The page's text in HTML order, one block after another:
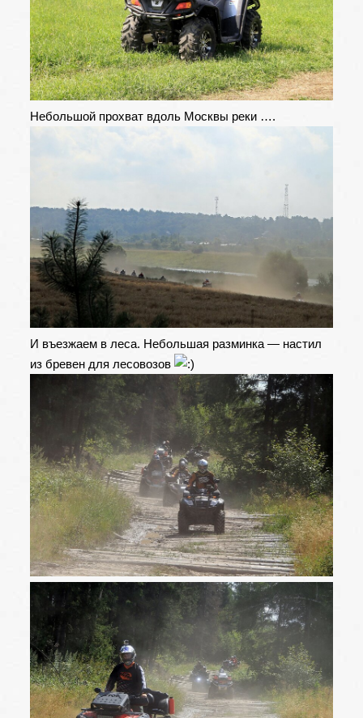
Небольшой прохват вдоль Москвы реки ….
И въезжаем в леса. Небольшая разминка — настил
из бревен для лесовозов